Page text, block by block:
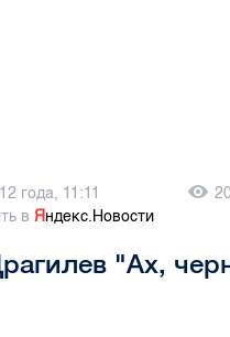
года, 11:11
вЯндекс.Новости
"Ах,